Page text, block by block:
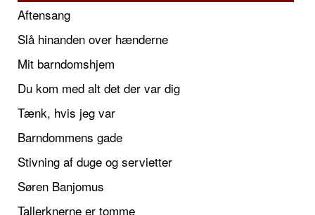
Aftensang
Slå hinanden over hænderne
Mit barndomshjem
Du kom med alt det der var dig
Tænk, hvis jeg var
Barndommens gade
Stivning af duge og servietter
Søren Banjomus
Tallerknerne er tomme